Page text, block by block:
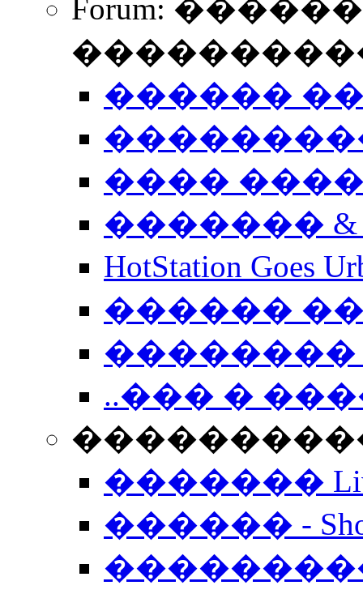
Forum:
������
����
�������
HotStation
������
��������
..��� �
����������
�������
������ -